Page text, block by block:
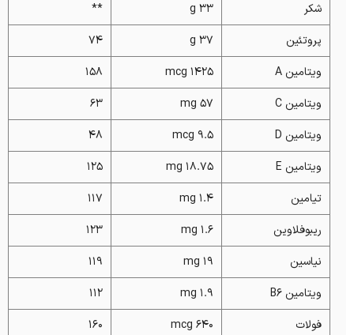
شکر
33 g
**
پروتئین
37 g
74
ویتامین A
1425 mcg
158
ویتامین C
57 mg
63
ویتامین D
9.5 mcg
48
ویتامین E
18.75 mg
125
تیامین
1.4 mg
117
ریبوفلاوین
1.6 mg
123
نیاسین
19 mg
119
ویتامین B۶
1.9 mg
112
فولات
640 mcg
160